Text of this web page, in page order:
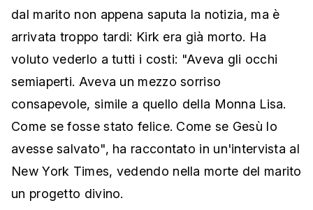
dal marito non appena saputa la notizia, ma è
arrivata troppo tardi: Kirk era già morto. Ha
voluto vederlo a tutti i costi: "Aveva gli occhi
semiaperti. Aveva un mezzo sorriso
consapevole, simile a quello della Monna Lisa.
Come se fosse stato felice. Come se Gesù lo
avesse salvato", ha raccontato in un'intervista al
New York Times, vedendo nella morte del marito
un progetto divino.